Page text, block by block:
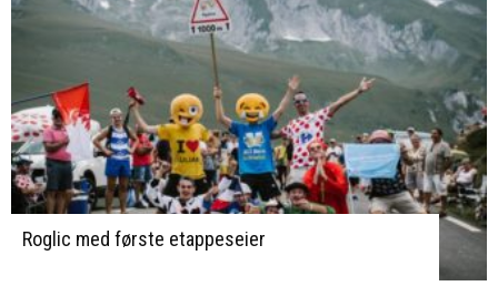
Roglic med første etappeseier